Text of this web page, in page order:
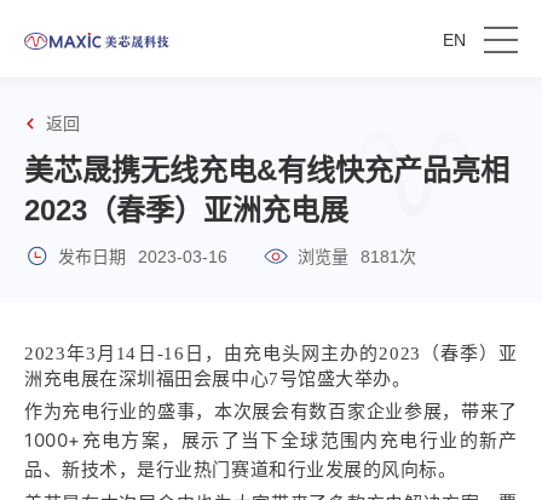
EN
返回
美芯晟携无线充电&有线快充产品亮相
2023（春季）亚洲充电展
发布日期 2023-03-16 浏览量 8181次
2023年3月14日-16日，由充电头网主办的2023（春季）亚
洲充电展在深圳福田会展中心7号馆盛大举办。
作为充电行业的盛事，本次展会有数百家企业参展，带来了
1000+充电方案，展示了当下全球范围内充电行业的新产
品、新技术，是行业热门赛道和行业发展的风向标。